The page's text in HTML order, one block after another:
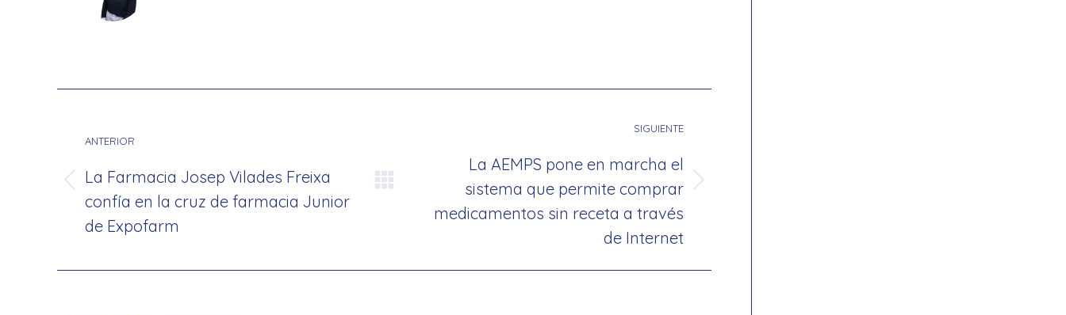
entre
publicaciones
ANTERIOR
Publicación
anterior:
La Farmacia Josep Vilades Freixa
confía en la cruz de farmacia Junior
de Expofarm
SIGUIENTE
Publicación
siguiente:
La AEMPS pone en marcha el
sistema que permite comprar
medicamentos sin receta a través
de Internet